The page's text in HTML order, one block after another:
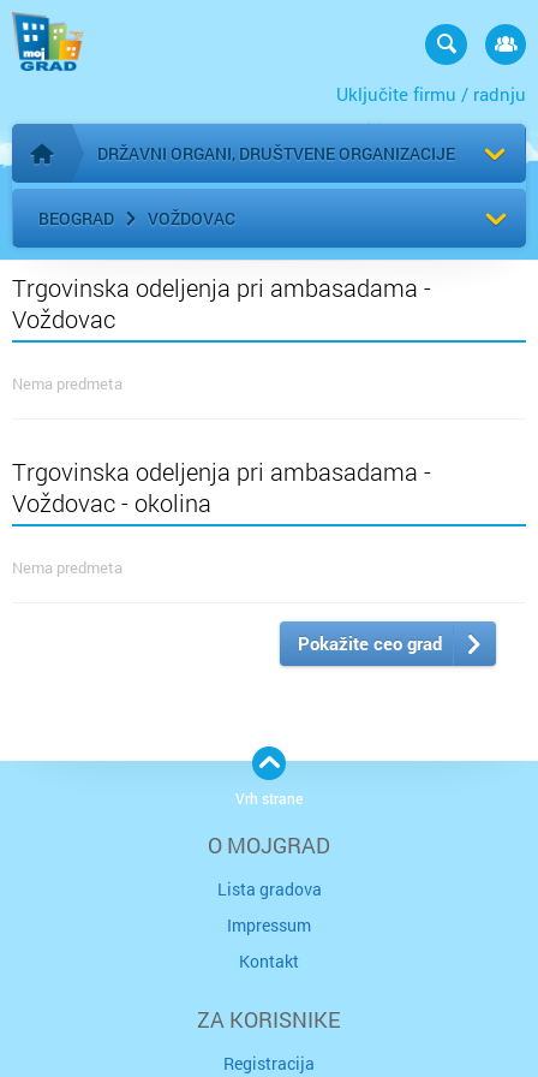
Uključite firmu / radnju
Početna stranica
DRŽAVNI ORGANI, DRUŠTVENE ORGANIZACIJE
BEOGRAD VOŽDOVAC
Trgovinska odeljenja pri ambasadama -
Voždovac
Nema predmeta
Trgovinska odeljenja pri ambasadama -
Voždovac - okolina
Nema predmeta
Pokažite ceo grad
O MOJGRAD
Lista gradova
Impressum
Kontakt
ZA KORISNIKE
Registracija
Vrh strane